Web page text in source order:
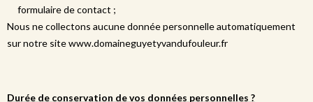
formulaire de contact ;
Nous ne collectons aucune donnée personnelle automatiquement
sur notre site www.domaineguyetyvandufouleur.fr
Durée de conservation de vos données personnelles ?